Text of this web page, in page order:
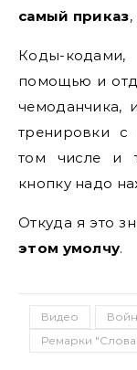
самый приказ
Коды-
помощью и
чемоданчика,
тренировки с
том числе и
кнопку надо
Откуда я это
этом умолчу.
Видео
Ремарки